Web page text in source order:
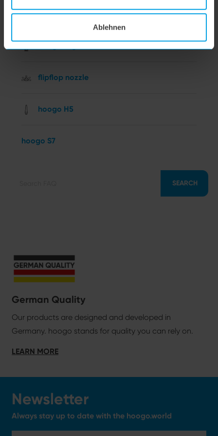
Ablehnen
hoogo N5
flipflop nozzle
hoogo H5
hoogo S7
SEARCH
German Quality
Our products are designed and developed in
Germany. hoogo stands for quality you can rely on.
LEARN MORE
Newsletter
Always stay up to date with the hoogo.world